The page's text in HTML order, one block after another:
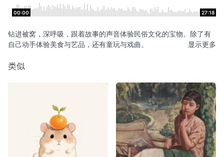
00:00 27:18
钻进被窝，深呼吸，跟着故事的声音体验民俗文化的宝物。除了有
自己动手体验美食与艺品，还有童玩与戏曲。
显示更多
类似